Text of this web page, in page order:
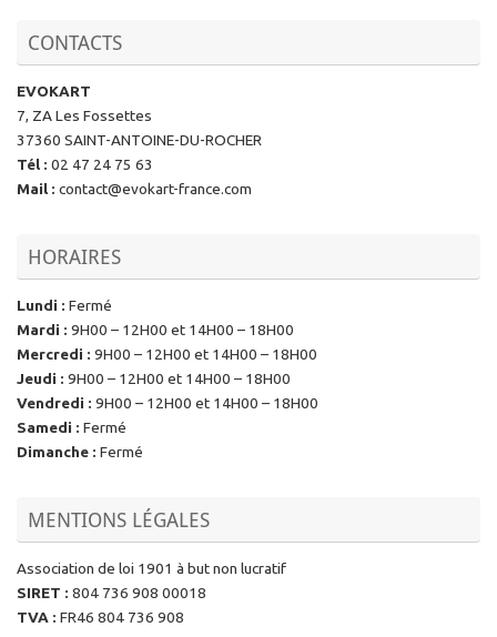
CONTACTS
EVOKART
7, ZA Les Fossettes
37360 SAINT-ANTOINE-DU-ROCHER
Tél : 02 47 24 75 63
Mail : contact@evokart-france.com
HORAIRES
Lundi : Fermé
Mardi : 9H00 – 12H00 et 14H00 – 18H00
Mercredi : 9H00 – 12H00 et 14H00 – 18H00
Jeudi : 9H00 – 12H00 et 14H00 – 18H00
Vendredi : 9H00 – 12H00 et 14H00 – 18H00
Samedi : Fermé
Dimanche : Fermé
MENTIONS LÉGALES
Association de loi 1901 à but non lucratif
SIRET : 804 736 908 00018
TVA : FR46 804 736 908